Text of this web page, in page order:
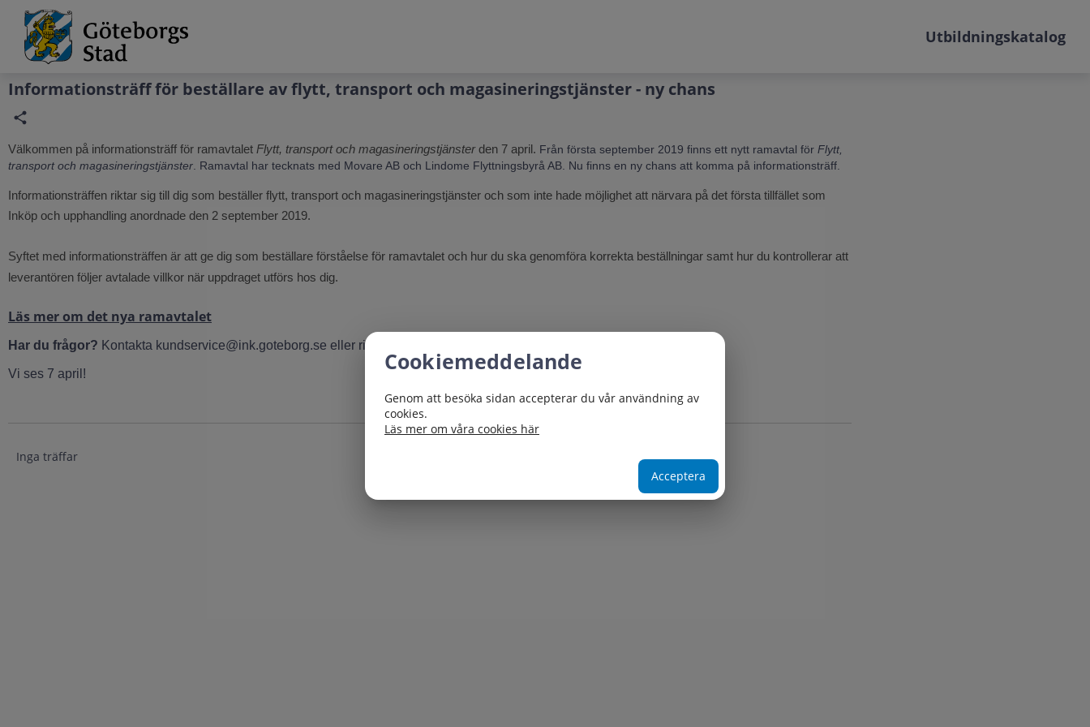
Grade
Portal
Utbildningskatalog
Informationsträff för beställare av flytt, transport och magasineringstjänster - ny chans
Välkommen på informationsträff för ramavtalet Flytt, transport och magasineringstjänsterden 7 april. Från första september 2019 finns ett nytt ramavtal för Flytt,
transport och magasineringstjänster . Ramavtal har tecknats med Movare AB och Lindome Flyttningsbyrå AB. Nu finns en ny chans att komma på informationsträff.
Informationsträffen riktar sig till dig som beställer flytt, transport och magasineringstjänster och som inte hade möjlighet att närvara på det första tillfället som
Inköp och upphandling anordnade den 2 september 2019.
Syftet med informationsträffen är att ge dig som beställare förståelse för ramavtalet och hur du ska genomföra korrekta beställningar samt hur du kontrollerar att
leverantören följer avtalade villkor när uppdraget utförs hos dig.
Läs mer om det nya ramavtalet
Har du frågor? Kontakta kundservice@ink.goteborg.se eller ring 031-366 37 00
Vi ses 7 april!
Inga träffar
Cookiemeddelande
Genom att besöka sidan accepterar du vår användning av
cookies.
Läs mer om våra cookies här
Acceptera